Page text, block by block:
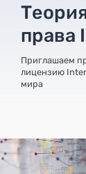
права
Приглашаем
лицензию
мира